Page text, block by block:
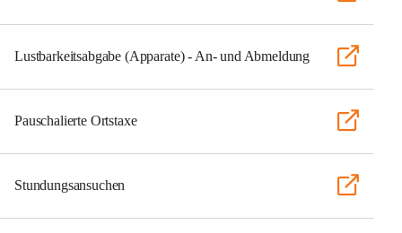
Lustbarkeitsabgabe (Apparate) - An- und Abmeldung
Pauschalierte Ortstaxe
Stundungsansuchen